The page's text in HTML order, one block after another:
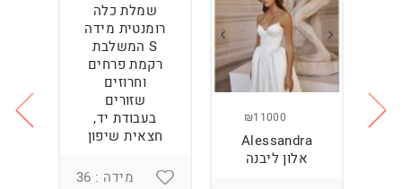
₪11000
Alessandra
אלון ליבנה
שמלת כלה
רומנטית מידה
S המשלבת
רקמת פרחים
וחרוזים
שזורים
בעבודת יד,
חצאית שיפון
מידה : 36